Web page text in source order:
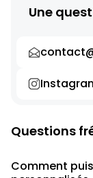
Une
Questions
Comment